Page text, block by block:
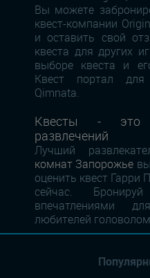
Вы можете
квест-компании
и оставить свой
квеста для других
выборе квеста и
Квест портал для
Qimnata.
Квесты - это
развлечений
Лучший
комнат Запорожье
оценить квест
сейчас.
впечатлениями
любителей